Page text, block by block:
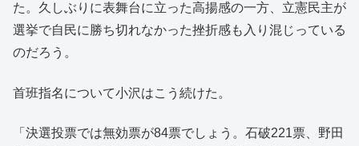
た。久しぶりに表舞台に立った高揚感の一方、立憲民主が
選挙で自民に勝ち切れなかった挫折感も入り混じっている
のだろう。
首班指名について小沢はこう続けた。
「決選投票では無効票が84票でしょう。石破221票、野田